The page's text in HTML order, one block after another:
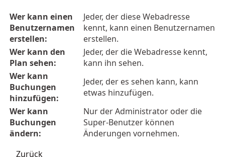
Wer kann einen
Benutzernamen
erstellen:
Jeder, der diese Webadresse
kennt, kann einen Benutzernamen
erstellen.
Wer kann den
Plan sehen:
Jeder, der die Webadresse kennt,
kann ihn sehen.
Wer kann
Buchungen
hinzufügen:
Jeder, der es sehen kann, kann
etwas hinzufügen.
Wer kann
Buchungen
ändern:
Nur der Administrator oder die
Super-Benutzer können
Änderungen vornehmen.
Zurück